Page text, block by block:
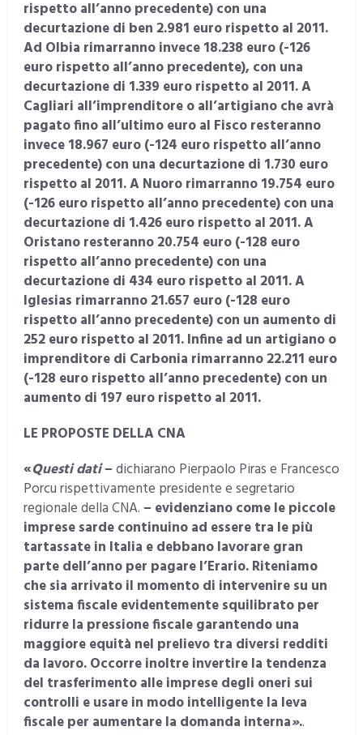
rispetto all’anno precedente) con una
decurtazione di ben 2.981 euro rispetto al 2011.
Ad Olbia rimarranno invece 18.238 euro (-126
euro rispetto all’anno precedente), con una
decurtazione di 1.339 euro rispetto al 2011. A
Cagliari all’imprenditore o all’artigiano che avrà
pagato fino all’ultimo euro al Fisco resteranno
invece 18.967 euro (-124 euro rispetto all’anno
precedente) con una decurtazione di 1.730 euro
rispetto al 2011. A Nuoro rimarranno 19.754 euro
(-126 euro rispetto all’anno precedente) con una
decurtazione di 1.426 euro rispetto al 2011. A
Oristano resteranno 20.754 euro (-128 euro
rispetto all’anno precedente) con una
decurtazione di 434 euro rispetto al 2011. A
Iglesias rimarranno 21.657 euro (-128 euro
rispetto all’anno precedente) con un aumento di
252 euro rispetto al 2011. Infine ad un artigiano o
imprenditore di Carbonia rimarranno 22.211 euro
(-128 euro rispetto all’anno precedente) con un
aumento di 197 euro rispetto al 2011.
LE PROPOSTE DELLA CNA
«Questi dati–dichiarano Pierpaolo Piras e Francesco
Porcu rispettivamente presidente e segretario
regionale della CNA. – evidenziano come le piccole
imprese sarde continuino ad essere tra le più
tartassate in Italia e debbano lavorare gran
parte dell’anno per pagare l’Erario. Riteniamo
che sia arrivato il momento di intervenire su un
sistema fiscale evidentemente squilibrato per
ridurre la pressione fiscale garantendo una
maggiore equità nel prelievo tra diversi redditi
da lavoro. Occorre inoltre invertire la tendenza
del trasferimento alle imprese degli oneri sui
controlli e usare in modo intelligente la leva
fiscale per aumentare la domanda interna»..